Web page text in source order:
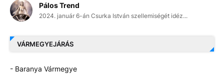
Pálos Trend
2024. január 6-án Csurka István szellemiségét idéz...
VÁRMEGYEJÁRÁS
- Baranya Vármegye